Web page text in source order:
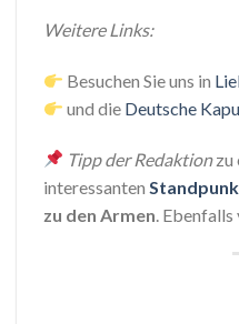
Weitere Links:
Besuchen Sie uns in
und die Deutsche
Tipp der Redaktionzu
interessanten
zu den Armen .